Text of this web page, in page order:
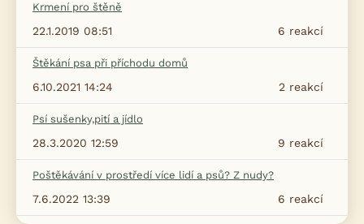
Krmení pro štěně
6 reakcí
22.1.2019 08:51
Štěkání psa při příchodu domů
2 reakcí
6.10.2021 14:24
Psí sušenky,pití a jídlo
9 reakcí
28.3.2020 12:59
Poštěkávání v prostředí více lidí a psů? Z nudy?
6 reakcí
7.6.2022 13:39